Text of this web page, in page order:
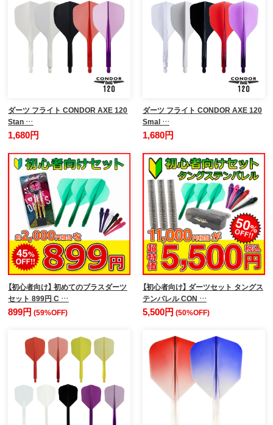
ダーツ フライト CONDOR AXE 120
Stan …
1,680円
ダーツ フライト CONDOR AXE 120
Smal …
1,680円
【初心者向け】 初めてのブラスダーツ
セット 899円 C …
899円(59%OFF)
【初心者向け】 ダーツセット タングス
テンバレル CON …
5,500円 (50%OFF)